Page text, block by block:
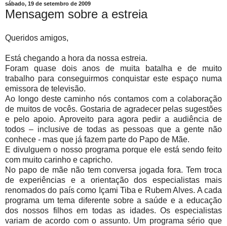
sábado, 19 de setembro de 2009
Mensagem sobre a estreia
Queridos amigos,
Está chegando a hora da nossa estreia.
Foram quase dois anos de muita batalha e de muito
trabalho para conseguirmos conquistar este espaço numa
emissora de televisão.
Ao longo deste caminho nós contamos com a colaboração
de muitos de vocês. Gostaria de agradecer pelas sugestões
e pelo apoio. Aproveito para agora pedir a audiência de
todos – inclusive de todas as pessoas que a gente não
conhece - mas que já fazem parte do Papo de Mãe.
E divulguem o nosso programa porque ele está sendo feito
com muito carinho e capricho.
No papo de mãe não tem conversa jogada fora. Tem troca
de experiências e a orientação dos especialistas mais
renomados do país como Içami Tiba e Rubem Alves. A cada
programa um tema diferente sobre a saúde e a educação
dos nossos filhos em todas as idades. Os especialistas
variam de acordo com o assunto. Um programa sério que